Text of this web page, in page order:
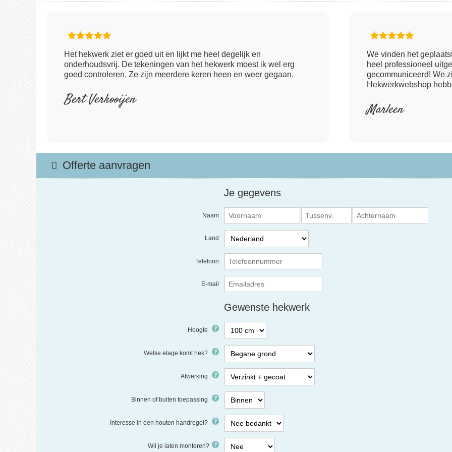
Het hekwerk ziet er goed uit en lijkt me heel degelijk en
onderhoudsvrij. De tekeningen van het hekwerk moest ik wel erg
goed controleren. Ze zijn meerdere keren heen en weer gegaan.
Bert Verkooijen
We vinden het
heel professioneel
gecommuniceerd! We
Hekwerkwebshop
Marleen
Offerte aanvragen
Je gegevens
Naam
Land
Telefoon
E-mail
Gewenste hekwerk
Hoogte
Welke etage komt hek?
Afwerking
Binnen of buiten toepassing
Interesse in een houten handregel?
Wil je laten monteren?